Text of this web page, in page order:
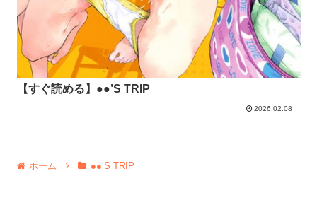
【すぐ読める】●●’S TRIP
2026.02.08
ホーム ●●’S TRIP